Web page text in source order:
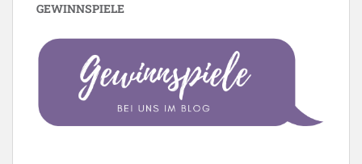
GEWINNSPIELE